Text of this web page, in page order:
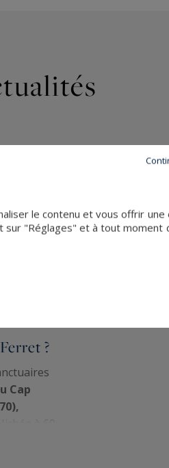
?
Cap
le contenu et vous offrir une
"Réglages" et à tout moment